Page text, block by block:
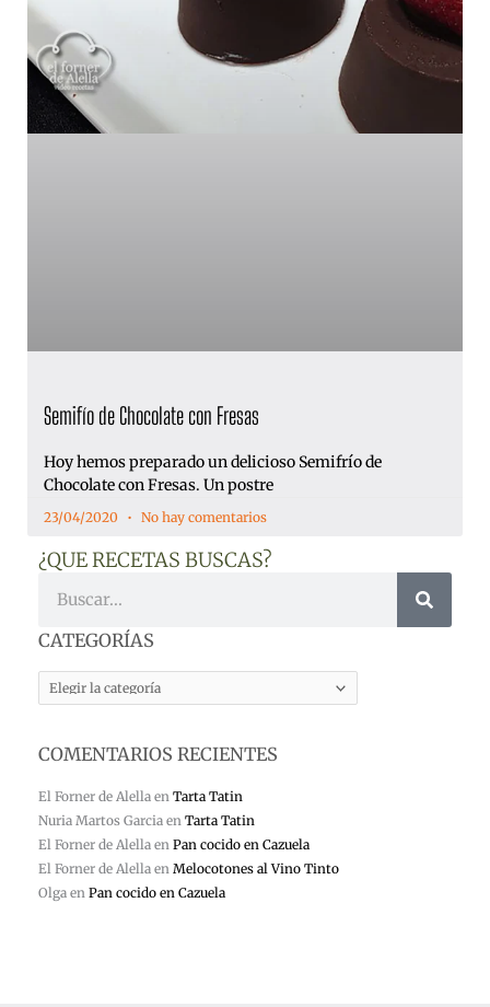
Semifío de Chocolate con Fresas
Hoy hemos preparado un delicioso Semifrío de
Chocolate con Fresas. Un postre
23/04/2020 No hay comentarios
¿QUE RECETAS BUSCAS?
CATEGORÍAS
CATEGORÍAS
COMENTARIOS RECIENTES
El Forner de Alella en Tarta Tatin
Nuria Martos Garcia en Tarta Tatin
El Forner de Alella en Pan cocido en Cazuela
El Forner de Alella en Melocotones al Vino Tinto
Olga en Pan cocido en Cazuela